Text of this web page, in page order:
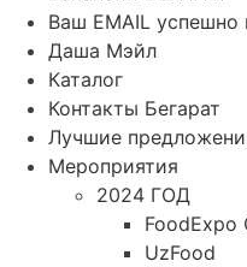
Ваш EMAIL успешно
Даша Мэйл
Каталог
Контакты Бегарат
Лучшие
Мероприятия
2024 ГОД
FoodExpo
UzFood